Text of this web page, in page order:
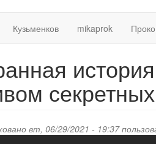
Кузьменков mikaprok
вт, 06/29/2021 - 19:37